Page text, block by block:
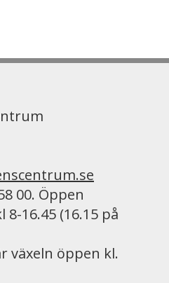
00. Öppen
16.45 (16.15 på
växeln öppen kl.